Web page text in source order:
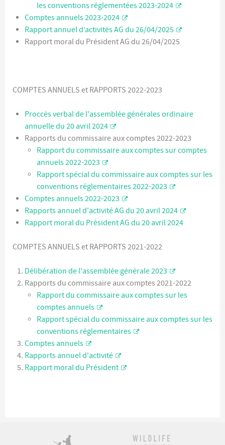
les conventions réglementées 2023-2024
Comptes annuels 2023-2024
Rapport annuel d’activités AG du 26/04/2025
Rapport moral du Président AG du 26/04/2025
COMPTES ANNUELS et RAPPORTS 2022-2023
Proccès verbal de l'assemblée générales ordinaire
annuelle du 20 avril 2024
Rapports du commissaire aux comptes 2022-2023
Rapport du commissaire aux comptes sur comptes
annuels 2022-2023
Rapport spécial du commissaire aux comptes sur les
conventions réglementaires 2022-2023
Comptes annuels 2022-2023
Rapports annuel d'activité AG du 20 avril 2024
Rapport moral du Président AG du 20 avril 2024
COMPTES ANNUELS et RAPPORTS 2021-2022
Délibération de l'assemblée générale 2023
Rapports du commissaire aux comptes 2021-2022
Rapport du commissaire aux comptes sur les
comptes annuels
Rapport spécial du commissaire aux comptes sur les
conventions réglementaires
Comptes annuels
Rapports annuel d'activité
Rapport moral du Président